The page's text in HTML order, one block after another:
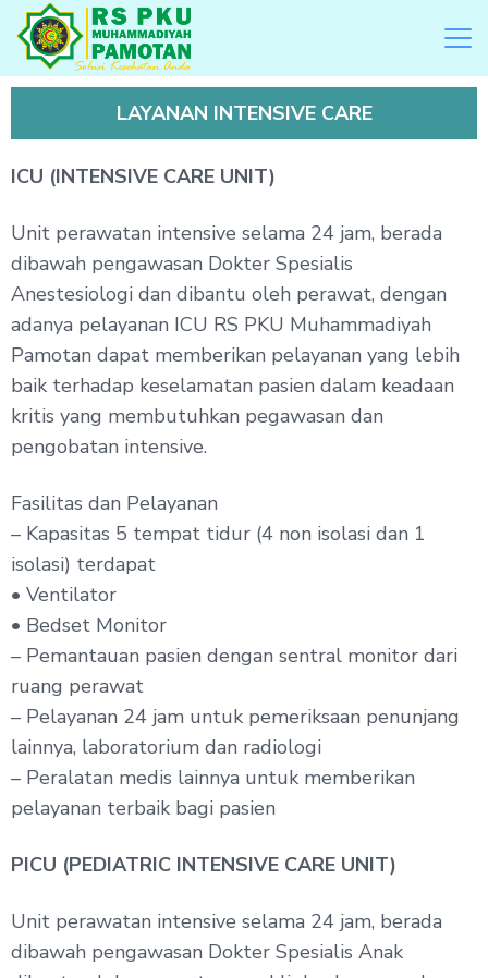
LAYANAN INTENSIVE CARE
ICU (INTENSIVE CARE UNIT)
Unit perawatan intensive selama 24 jam, berada
dibawah pengawasan Dokter Spesialis
Anestesiologi dan dibantu oleh perawat, dengan
adanya pelayanan ICU RS PKU Muhammadiyah
Pamotan dapat memberikan pelayanan yang lebih
baik terhadap keselamatan pasien dalam keadaan
kritis yang membutuhkan pegawasan dan
pengobatan intensive.
Fasilitas dan Pelayanan
– Kapasitas 5 tempat tidur (4 non isolasi dan 1
isolasi) terdapat
• Ventilator
• Bedset Monitor
– Pemantauan pasien dengan sentral monitor dari
ruang perawat
– Pelayanan 24 jam untuk pemeriksaan penunjang
lainnya, laboratorium dan radiologi
– Peralatan medis lainnya untuk memberikan
pelayanan terbaik bagi pasien
PICU (PEDIATRIC INTENSIVE CARE UNIT)
Unit perawatan intensive selama 24 jam, berada
dibawah pengawasan Dokter Spesialis Anak